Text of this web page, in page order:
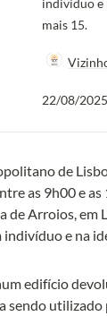
mais 15.
22/08/2025
de
as 9h00 e
de Arroios, em
indivíduo e na
edifício
sendo